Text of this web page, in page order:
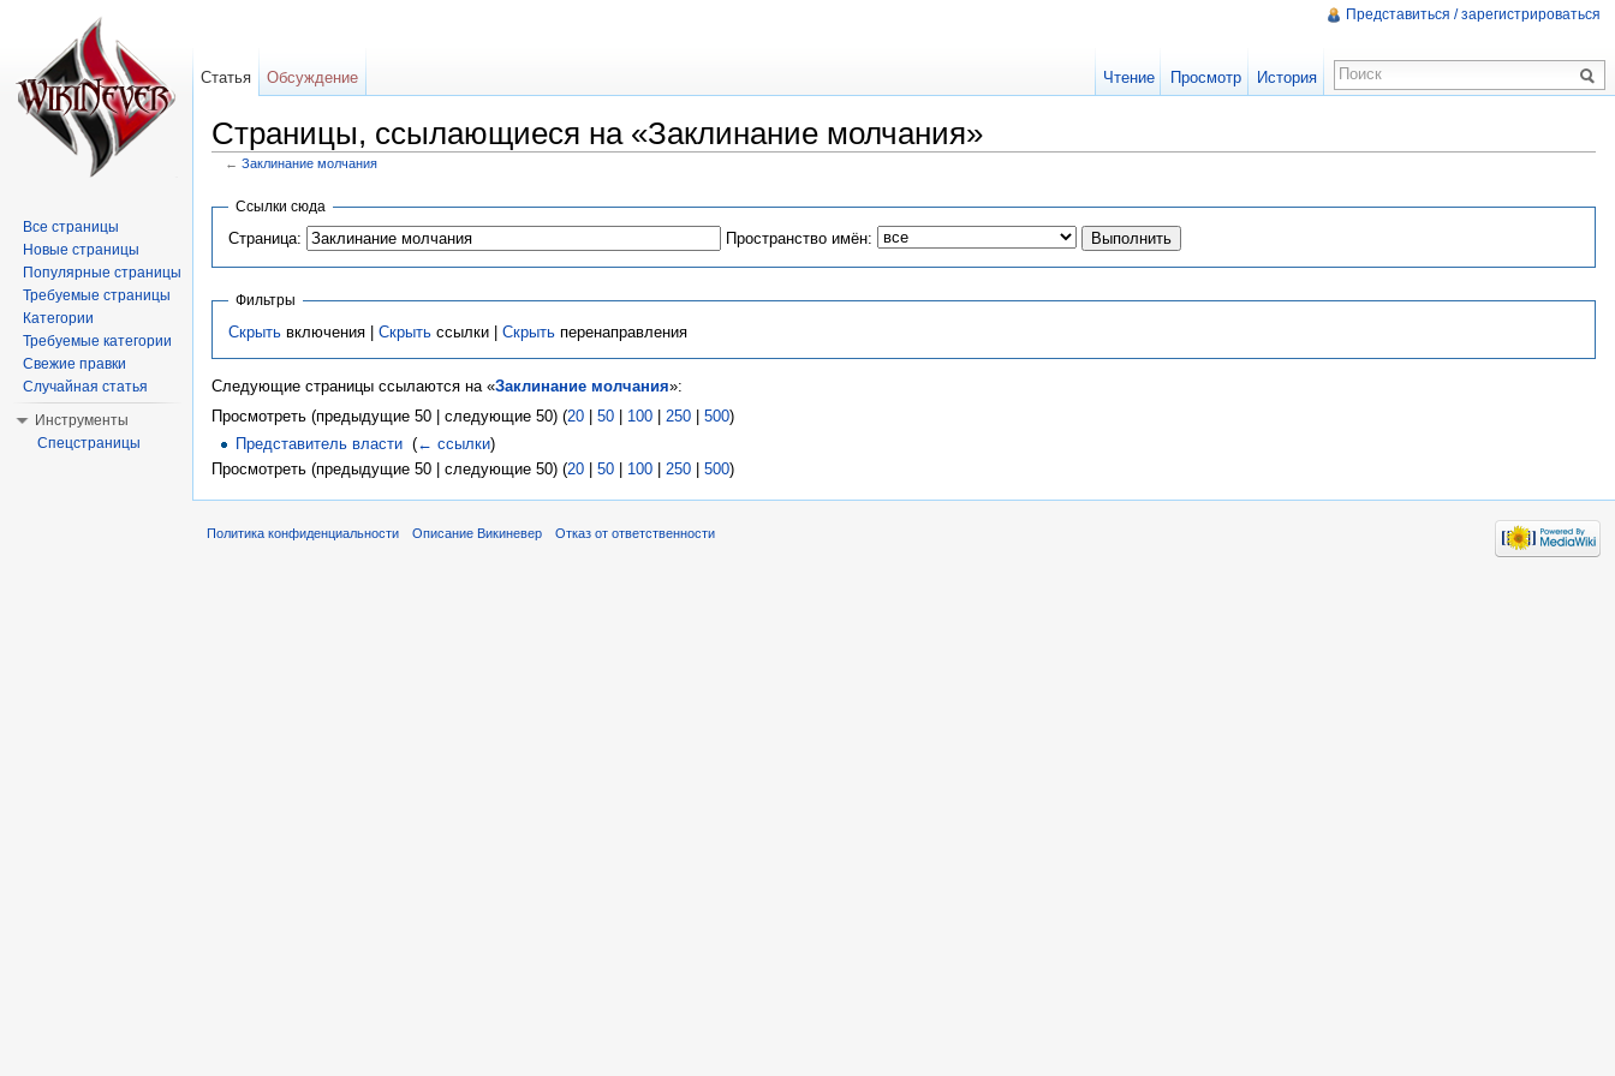
Страницы, ссылающиеся на «Заклинание молчания»
← Заклинание молчания
Ссылки сюда
Страница: Пространство имён:
Фильтры
Скрытьвключения | Скрытьссылки | Скрытьперенаправления
Следующие страницы ссылаются на «Заклинание молчания»:
Просмотреть (предыдущие 50 | следующие 50) (20 50 100 250 500)
Представитель власти ‎(← ссылки)
Просмотреть (предыдущие 50 | следующие 50) (20 | 50 | 100 | 250 | 500)
Представиться / зарегистрироваться
Статья Обсуждение Чтение Просмотр История
Все страницы
Новые страницы
Популярные страницы
Требуемые страницы
Категории
Требуемые категории
Свежие правки
Случайная статья
Инструменты
Спецстраницы
Политика конфиденциальности Описание Викиневер Отказ от ответственности